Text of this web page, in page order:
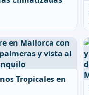
Tropicales en